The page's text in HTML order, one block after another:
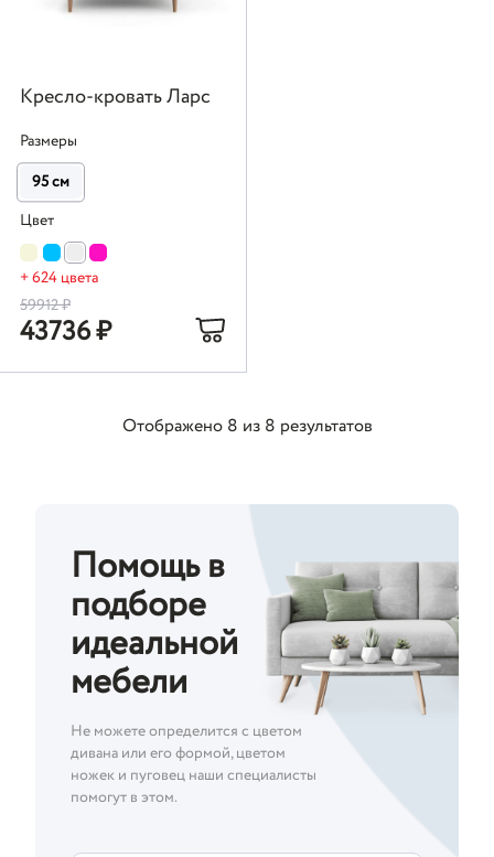
Кресло-кровать Ларс
Размеры
95 см
Цвет
+ 624 цвета
59912₽
43736₽
Отображено 8 из 8 результатов
Помощь в
подборе
идеальной
мебели
Не можете определится с цветом
дивана или его формой, цветом
ножек и пуговец наши специалисты
помогут в этом.